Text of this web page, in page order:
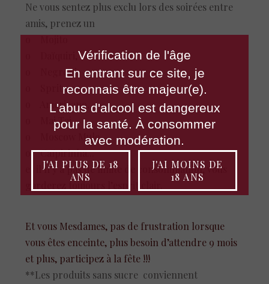
Ne vous sentez plus exclu lors des soirées entre
amis, prenez un
o Negroni,
o Spritz,
o Americano,
o Mai Tai,
o Moscow Mule,
o Caïpirinha...
et il n’y a pas de limite de consommation, vous
Et vous Mesdames, pas de frustration lorsque
vous êtes enceinte, plus besoin d’attendre 9 mois
et plus, participez à la fête !!!
**Les produits sans sucre conviennent
Vérification de l'âge
En entrant sur ce site, je
reconnais être majeur(e).
L'abus d'alcool est dangereux
pour la santé. À consommer
avec modération.
J'AI PLUS DE 18
ANS
J'AI MOINS DE
18 ANS